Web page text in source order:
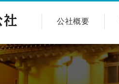
公社概要